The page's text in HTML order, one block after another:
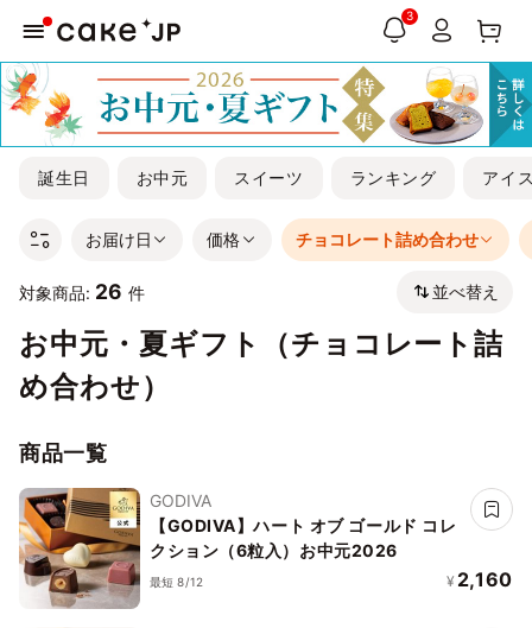
3
誕生日 お中元 スイーツ ランキング アイ
お届け日 価格 チョコレート詰め合わせ
対象商品: 26 件 並べ替え
お中元・夏ギフト（チョコレート詰
め合わせ）
商品一覧
GODIVA
【GODIVA】ハート オブ ゴールド コレ
クション（6粒入）お中元2026
最短 8/12 ¥ 2,160